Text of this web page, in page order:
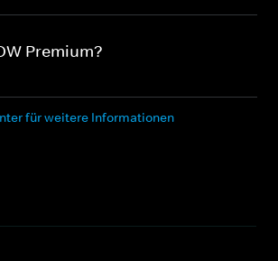
Premium?
für weitere Informationen